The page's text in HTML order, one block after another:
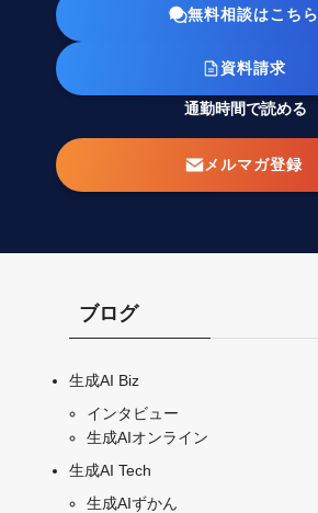
無料相談はこちら
資料請求
通勤時間で読める
メルマガ登録
ブログ
生成AI Biz
インタビュー
生成AIオンライン
生成AI Tech
生成AIずかん